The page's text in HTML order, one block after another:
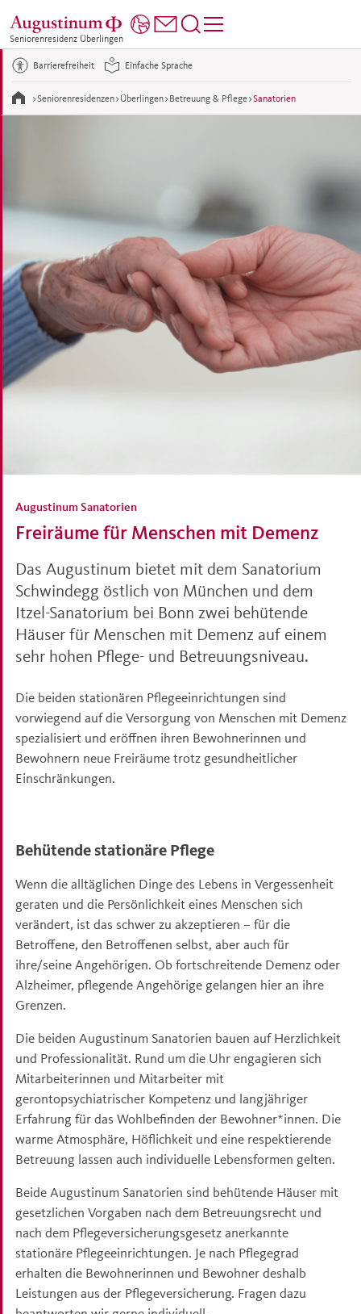
Seniorenresidenz Überlingen
>Seniorenresidenzen> Überlingen> Betreuung & Pflege>Sanatorien
Barrierefreiheit Einfache Sprache
Freiräume für Menschen mit Demenz
Augustinum Sanatorien
Das Augustinum bietet mit dem Sanatorium
Schwindegg östlich von München und dem
Itzel-Sanatorium bei Bonn zwei behütende
Häuser für Menschen mit Demenz auf einem
sehr hohen Pflege- und Betreuungsniveau.
Die beiden stationären Pflegeeinrichtungen sind
vorwiegend auf die Versorgung von Menschen mit Demenz
spezialisiert und eröffnen ihren Bewohnerinnen und
Bewohnern neue Freiräume trotz gesundheitlicher
Einschränkungen.
Behütende stationäre Pflege
Wenn die alltäglichen Dinge des Lebens in Vergessenheit
geraten und die Persönlichkeit eines Menschen sich
verändert, ist das schwer zu akzeptieren – für die
Betroffene, den Betroffenen selbst, aber auch für
ihre/seine Angehörigen. Ob fortschreitende Demenz oder
Alzheimer, pflegende Angehörige gelangen hier an ihre
Grenzen.
Die beiden Augustinum Sanatorien bauen auf Herzlichkeit
und Professionalität. Rund um die Uhr engagieren sich
Mitarbeiterinnen und Mitarbeiter mit
gerontopsychiatrischer Kompetenz und langjähriger
Erfahrung für das Wohlbefinden der Bewohner*innen. Die
warme Atmosphäre, Höflichkeit und eine respektierende
Betreuung lassen auch individuelle Lebensformen gelten.
Beide Augustinum Sanatorien sind behütende Häuser mit
gesetzlichen Vorgaben nach dem Betreuungsrecht und
nach dem Pflegeversicherungsgesetz anerkannte
stationäre Pflegeeinrichtungen. Je nach Pflegegrad
erhalten die Bewohnerinnen und Bewohner deshalb
Leistungen aus der Pflegeversicherung. Fragen dazu